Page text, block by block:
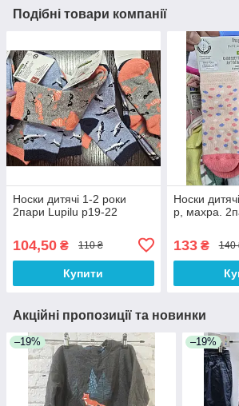
Подібні товари компанії
Носки дитячі 1-2 роки
2пари Lupilu р19-22
104,50 ₴ 110 ₴
Купити
Носки
р, махра.
133₴ 140
Акційні пропозиції та новинки
–19% –19%